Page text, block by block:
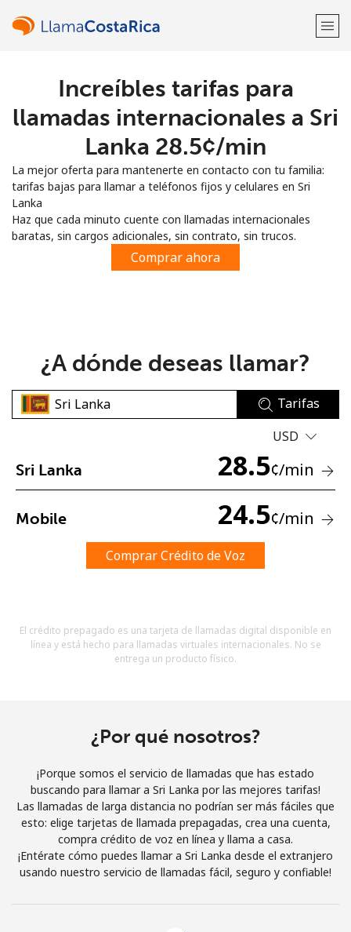
¡Bienvenido!
Regístrate con
o
No se ha creado una contraseña
Una letra mayúscula y una minúscula
Un caracter especial
Términos y condiciones.
Únete
¡Hola!
Inicia sesión oREGÍSTRATE →
Increíbles tarifas para
llamadas internacionales a Sri
Lanka ⁦28.5¢⁩/min
La mejor oferta para mantenerte en contacto con tu familia:
tarifas bajas para llamar a teléfonos fijos y celulares en Sri
Lanka
Haz que cada minuto cuente con llamadas internacionales
baratas, sin cargos adicionales, sin contrato, sin trucos.
Comprar ahora
¿A dónde deseas llamar?
Tarifas
USD
Sri Lanka 28.5¢/min
Mobile 24.5¢/min
Comprar Crédito de Voz
El crédito prepagado es una tarjeta de llamadas digital disponible en
línea y está hecho para llamadas virtuales internacionales. No se
entrega un producto físico.
¿Por qué nosotros?
¡Porque somos el servicio de llamadas que has estado
buscando para llamar a Sri Lanka por las mejores tarifas!
Las llamadas de larga distancia no podrían ser más fáciles que
esto: elige tarjetas de llamada prepagadas, crea una cuenta,
compra crédito de voz en línea y llama a casa.
¡Entérate cómo puedes llamar a Sri Lanka desde el extranjero
usando nuestro servicio de llamadas fácil, seguro y confiable!